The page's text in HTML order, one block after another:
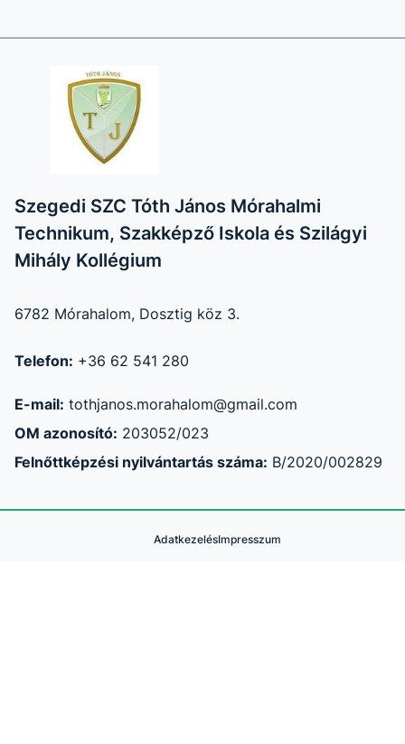
Szegedi SZC Tóth János Mórahalmi
Technikum, Szakképző Iskola és Szilágyi
Mihály Kollégium
6782 Mórahalom, Dosztig köz 3.
Telefon: +36 62 541 280
E-mail: tothjanos.morahalom@gmail.com
OM azonosító: 203052/023
Felnőttképzési nyilvántartás száma: B/2020/002829
AdatkezelésImpresszum